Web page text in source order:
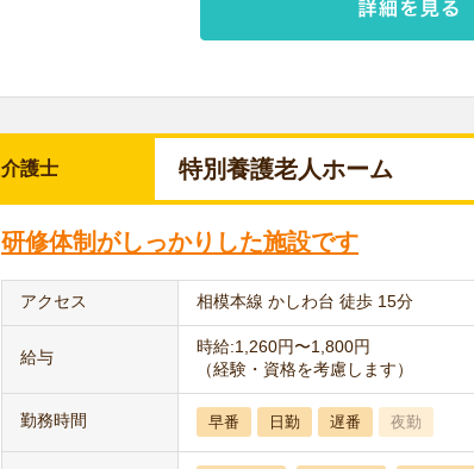
介護士 特別養護老人ホーム
研修体制がしっかりした施設です
アクセス 相模本線 かしわ台 徒歩 15分
給与
時給:1,260円〜1,800円
（経験・資格を考慮します）
勤務時間 早番 日勤 遅番 夜勤